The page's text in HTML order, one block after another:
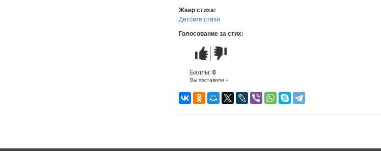
Жанр стиха:
Детские стихи
Голосование за стих:
Стих
понравился
Стих
не
понравился
Баллы:0
Вы поставили +